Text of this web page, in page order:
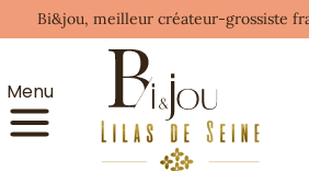
Bi&jou, meilleur créateur-grossiste
Menu